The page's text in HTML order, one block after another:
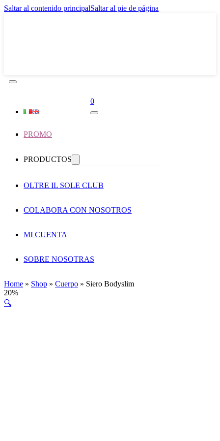
Saltar al contenido principalSaltar al pie de página
0
PROMO
PRODUCTOS
OLTRE IL SOLE CLUB
COLABORA CON NOSOTROS
MI CUENTA
SOBRE NOSOTRAS
Home » Shop » Cuerpo » Siero Bodyslim
20%
🔍